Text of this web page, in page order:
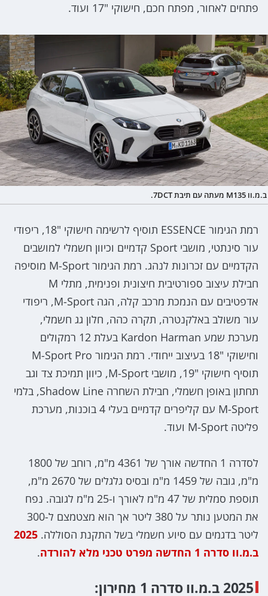
פתחים לאחור, מפתח חכם, חישוקי "17 ועוד.
ב.מ.וו M135 מעתה עם תיבת 7DCT.
רמת הגימור ESSENCE תוסיף לרשימה חישוקי "18, ריפודי
עור סינתטי, מושבי Sport קדמיים וכיוון חשמלי למושבים
הקדמיים עם זכרונות לנהג. רמת הגימור M-Sport מוסיפה
חבילת עיצוב ספורטיבית חיצונית ופנימית, מתלי M
אדפטיבים עם הנמכת מרכב קלה, הגה M-Sport, ריפודי
עור משולב באלקנטרה, תקרה כהה, חלון גג חשמלי,
מערכת שמע Kardon Harman בעלת 12 רמקולים
וחישוקי "18 בעיצוב ייחודי. רמת הגימור M-Sport Pro
תוסיף חישוקי "19, מושבי M-Sport, כיוון תמיכת צד וגב
תחתון באופן חשמלי, חבילת השחרה Shadow Line, בלמי
M-Sport עם קליפרים קדמיים בעלי 4 בוכנות, מערכת
פליטה M-Sport ועוד.
לסדרה 1 החדשה אורך של 4361 מ"מ, רוחב של 1800
מ"מ, גובה של 1459 מ"מ ובסיס גלגלים של 2670 מ"מ,
תוספת סמלית של 47 מ"מ לאורך ו-25 מ"מ לגובה. נפח
את המטען נותר על 380 ליטר אך הוא מצטמצם ל-300
ליטר בדגמים עם סיוע חשמלי בשל התקנת הסוללה. 2025
ב.מ.וו סדרה 1 החדשה מפרט טכני מלא להורדה
.
2025 ב.מ.וו סדרה 1 מחירון: